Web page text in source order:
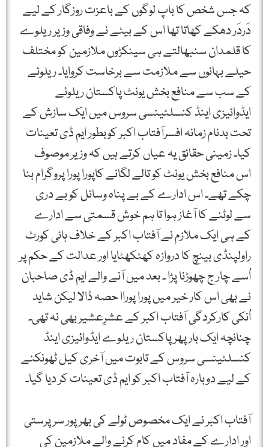
کہ جس شخص کا باپ لوگوں کے باعزت روزگار کے لیے
دَردَر دھکے کھاتا تھا اس کے بیٹے نے وفاقی وزیر ریلوے
کا قلمدان سنبھالتے ہی سینکڑوں ملازمین کو مختلف
حیلے بہانوں سے ملازمت سے برخاست کروایا۔ ریلوئے
کے سب سے منافع بخش یونٹ پاکستان ریلوئے
ایڈوائیزی اینڈ کنسلٹینسی سروس میں ایک سازش کے
تحت بدنام زمانہ افسرآفتاب اکبر کوبطور ایم ڈی تعینات
کیا۔ زمینی حقائق یہ عیاں کرتے ہیں کہ وزیر موصوف
اس منافع بخش یونٹ کو تالے لگانے کاپورا پورا پروگرام بنا
چکے تھے۔ اس ادارے کے بے پناہ وسائل کو بے دری
سے لوٹنے کا آغاز ہوا تا ہم خوش قسمتی سے ادارے
کے ہی ایک ملازم نے آفتاب اکبر کے خلاف ہائی کورٹ
راولپنڈی بینچ کا دروازہ کھٹکھٹایا اور عدالت کے حکم پر
اُسے چار ج چھوڑنا پڑا ۔ بعد میں آنے والے ایم ڈی صاحبان
نے بھی اس کار خیر میں پورا پوراا حصہ ڈالا لیکن شاید
اُنکی کارکردگی آفتاب اکبر کے عشرِعشیر بھی نہ تھی۔
چنانچہ ایک بار پھر پاکستان ریلوے ایڈوائیزی اینڈ
کنسلٹینسی سروس کے تابوت میں آخری کیل ٹھونکنے
کے لیے دوبارہ آفتاب اکبر کو ایم ڈی تعینات کر دیا گیا۔
آفتاب اکبر نے ایک مخصوص ٹولے کی بھرپور سرپرستی
اور ادارے کے مفاد میں کام کرنے والے ملازمین کی